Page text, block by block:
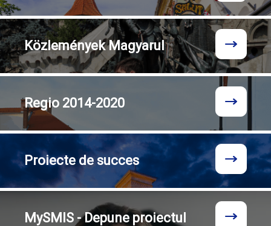
KözleményekMagyarul
Regio 2014-2020
Proiecte de succes
MySMIS - Depune proiectul